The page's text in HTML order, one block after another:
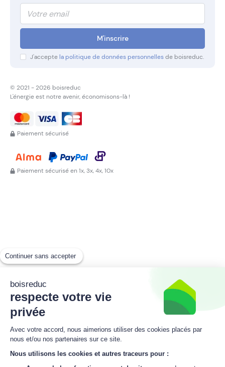
Continuer sans accepter
boisreduc
respecte votre vie
privée
Avec votre accord, nous aimerions utiliser des cookies placés par
nous et/ou nos partenaires sur ce site.
Nous utilisons les cookies et autres traceurs pour :
M'inscrire
J'acceptela politique de données personnellesde boisreduc.
© 2021 - 2026 boisreduc
L'énergie est notre avenir,économisons-là !
Paiement sécurisé
Paiement sécurisé en 1x, 3x, 4x, 10x